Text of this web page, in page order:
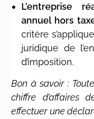
L’entreprise
annuel hors
critère
juridique de
d’imposition.
Bon à savoir :
chiffre d’affaires
effectuer une